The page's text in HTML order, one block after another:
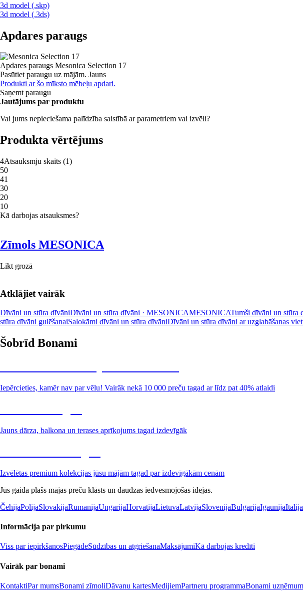
3d model (.skp)
3d model (.3ds)
Apdares paraugs
Apdares paraugs Mesonica Selection 17
Pasūtiet paraugu uz mājām. Jauns
Produkti ar šo mīksto mēbeļu apdari.
Saņemt paraugu
Jautājums par produktu
Vai jums nepieciešama palīdzība saistībā ar parametriem vai izvēli?
Produkta vērtējums
4Atsauksmju skaits (1)
50
41
30
20
10
Kā darbojas atsauksmes?
Zīmols MESONICA
Likt grozā
Atklājiet vairāk
Dīvāni un stūra dīvāniDīvāni un stūra dīvāni · MESONICAMESONICATumši dīvāni un stūra
stūra dīvāni gulēšanaiSalokāmi dīvāni un stūra dīvāniDīvāni un stūra dīvāni ar uzglabāšanas
Šobrīd Bonami
Iepērcieties, kamēr nav par vēlu! Vairāk nekā 10 000 preču tagad ar līdz pat 40% atlaidi
Jauns dārza, balkona un terases aprīkojums tagad izdevīgāk
Izvēlētas premium kolekcijas jūsu mājām tagad par izdevīgākām cenām
Jūs gaida plašs mājas preču klāsts un daudzas iedvesmojošas idejas.
ČehijaPolijaSlovākijaRumānijaUngārijaHorvātijaLietuvaLatvijaSlovēnijaBulgārijaIgaunijaItālija
Informācija par pirkumu
Viss par iepirkšanosPiegādeSūdzības un atgriešanaMaksājumiKā darbojas kredīti
Vairāk par bonami
KontaktiPar mumsBonami zīmoliDāvanu kartesMedijiemPartneru programmaBonami